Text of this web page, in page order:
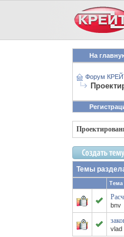
На
Форум
Темы
Тема
bnv
vlad